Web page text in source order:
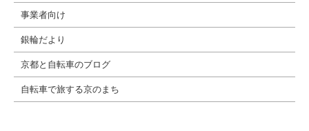
事業者向け
銀輪だより
京都と自転車のブログ
自転車で旅する京のまち